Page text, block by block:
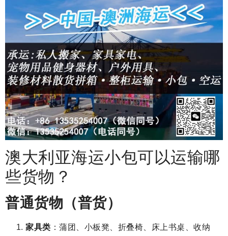
澳大利亚海运小包可以运输哪
些货物？
普通货物（普货）
家具类 ：蒲团、小板凳、折叠椅、床上书桌、收纳